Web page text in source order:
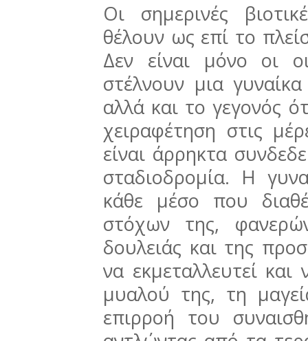
Οι σημερινές
θέλουν ως επί το
Δεν είναι μόνο οι
στέλνουν μια
αλλά και το γεγονός
χειραφέτηση στις
είναι άρρηκτα
σταδιοδρομία. H
κάθε μέσο που
στόχων της,
δουλειάς και της
να εκμεταλλευτεί
μυαλού της, τη
επιρροή του